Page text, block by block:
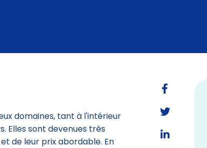
domaines, tant à l'intérieur
Elles sont devenues très
de leur prix abordable. En